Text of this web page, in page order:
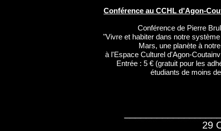
Conférence au CCHL d'Agon-
Conférence de Pierre
"Vivre et habiter dans notre
Mars, une planète à
à l'Espace Culturel d'Agon-
Entrée : 5 € (gratuit pour les
étudiants de moins
29